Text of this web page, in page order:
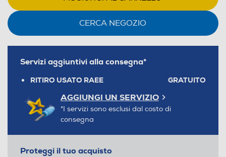
CERCA NEGOZIO
Servizi aggiuntivi alla consegna*
RITIRO USATO RAEE GRATUITO
AGGIUNGI UN SERVIZIO
*I servizi sono esclusi dal costo di
consegna
Proteggi il tuo acquisto